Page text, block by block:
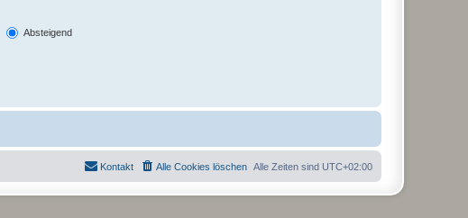
Absteigend
Alle Zeiten sind UTC+02:00
Alle Cookies löschen
Kontakt